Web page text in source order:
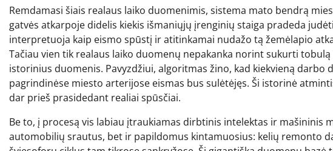
Remdamasi šiais realaus laiko duomenimis, sistema mato bendrą
gatvės atkarpoje didelis kiekis išmaniųjų įrenginių staiga pradeda
interpretuoja kaip eismo spūstį ir atitinkamai nudažo tą žemėlapio
Tačiau vien tik realaus laiko duomenų nepakanka norint sukurti
istorinius duomenis. Pavyzdžiui, algoritmas žino, kad kiekvieną
pagrindinėse miesto arterijose eismas bus sulėtėjęs. Ši istorinė
dar prieš prasidedant realiai spūsčiai.
Be to, į procesą vis labiau įtraukiamas dirbtinis intelektas ir mašininis
automobilių srautus, bet ir papildomus kintamuosius: kelių remonto